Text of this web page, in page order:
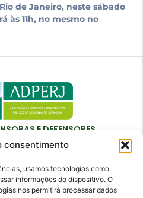
consentimento
usamos tecnologias como
informações do dispositivo. O
nos permitirá processar dados
de Janeiro, neste sábado
às 11h, no mesmo no
E DEFENSORES
RIO DE JANEIRO